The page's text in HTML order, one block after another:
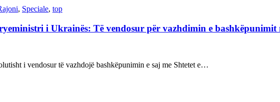
, Speciale, top
i Ukrainës: Të vendosur për vazhdimin e bashkëpunimit
i vendosur të vazhdojë bashkëpunimin e saj me Shtetet e…